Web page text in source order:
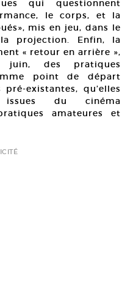
qui questionnent
le corps, et la
mis en jeu, dans le
projection. Enfin, la
« retour en arrière »,
juin, des pratiques
point de départ
existantes, qu’elles
issues du cinéma
amateures et